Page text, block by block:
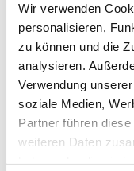
Wir verwenden
personalisieren,
zu können und die
analysieren.
Verwendung
soziale Medien,
Partner führen
weiteren Daten
verändert wurden.
umgehend entfernt.
Urheberrecht
Alle innerhalb des
ggfs. durch Dritte
Warenzeichnungen
Bestimmungen des
und den